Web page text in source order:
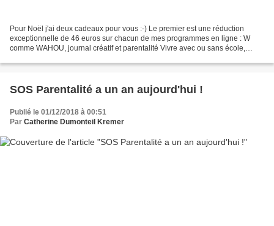
Pour Noël j'ai deux cadeaux pour vous :-) Le premier est une réduction
exceptionnelle de 46 euros sur chacun de mes programmes en ligne : W
comme WAHOU, journal créatif et parentalité Vivre avec ou sans école,
SOS Parentalité a un an aujourd'hui !
Publié le 01/12/2018 à 00:51
Par Catherine Dumonteil Kremer